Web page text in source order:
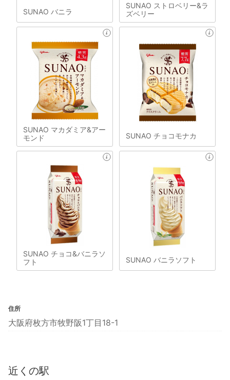
SUNAO バニラ
SUNAO ストロベリー&ラ
ズベリー
SUNAO マカダミア&アー
モンド
SUNAO チョコモナカ
SUNAO チョコ&バニラソ
フト
SUNAO バニラソフト
住所
大阪府枚方市牧野阪1丁目18-1
近くの駅